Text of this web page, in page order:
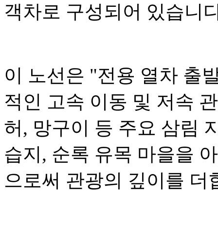
객차로 구성되어 있습니
이 노선은 "전용 열차 출
적인 고속 이동 및 저속
허, 망구이 등 주요 삼림
습지, 순록 유목 마을을
으로써 관광의 깊이를 더